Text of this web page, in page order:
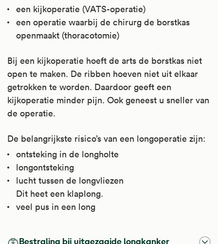
een kijkoperatie (VATS-operatie)
een operatie waarbij de chirurg de borstkas
openmaakt (thoracotomie)
Bij een kijkoperatie hoeft de arts de borstkas niet
open te maken. De ribben hoeven niet uit elkaar
getrokken te worden. Daardoor geeft een
kijkoperatie minder pijn. Ook geneest u sneller van
de operatie.
De belangrijkste risico’s van een longoperatie zijn:
ontsteking in de longholte
longontsteking
lucht tussen de longvliezen
Dit heet een klaplong.
veel pus in een long
Bestraling bij uitgezaaide longkanker